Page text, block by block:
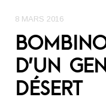
8 MARS 2016
D’UN
DÉSERT